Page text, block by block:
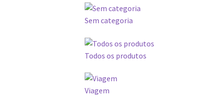
Sem categoria
Todos os produtos
Viagem